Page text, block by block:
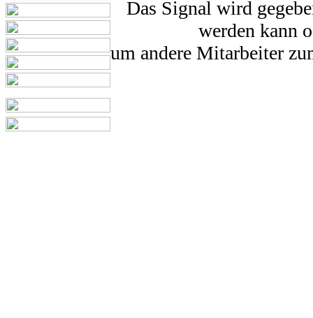
Das Signal wird
werden kann
um andere Mitarbeiter